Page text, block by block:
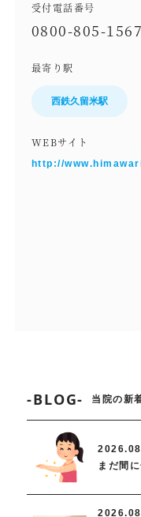
受付電話番号
0800-805-1567
最寄り駅
西鉄久留米駅
WEBサイト
http://
-BLOG- 当院の新
まだ間